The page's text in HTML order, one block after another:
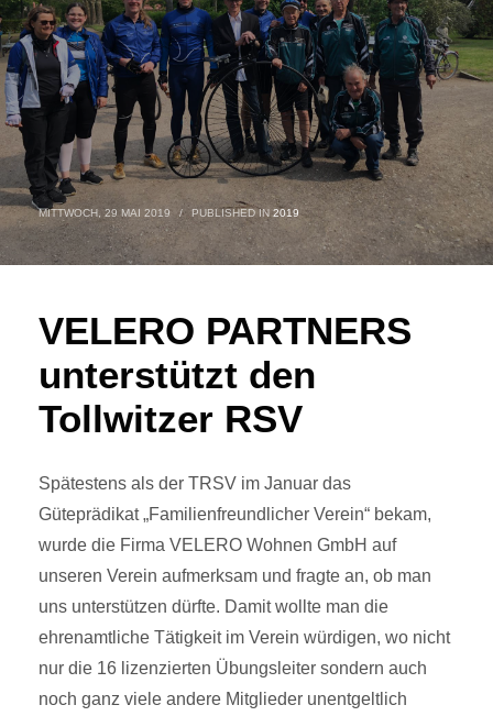
MITTWOCH, 29 MAI 2019 / PUBLISHED IN2019
VELERO PARTNERS
unterstützt den
Tollwitzer RSV
Spätestens als der TRSV im Januar das
Güteprädikat „Familienfreundlicher Verein“ bekam,
wurde die Firma VELERO Wohnen GmbH auf
unseren Verein aufmerksam und fragte an, ob man
uns unterstützen dürfte. Damit wollte man die
ehrenamtliche Tätigkeit im Verein würdigen, wo nicht
nur die 16 lizenzierten Übungsleiter sondern auch
noch ganz viele andere Mitglieder unentgeltlich